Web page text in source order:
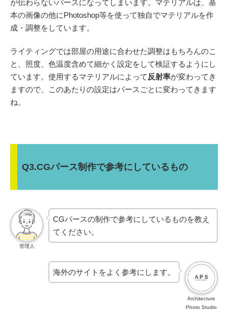
が伝わらないパースになってしまいます。 マテリアルは、基
本の画像の他にPhotoshop等を使って独自でマテリアルを作
成・調整をしています。
ライティングでは部屋の用途に合わせた調整はもちろんのこ
と、照度、色温度含めて細かく設定をして検証するようにし
ています。使用するマテリアルによって 反射率が変わってき
ますので、このあたりの設定はパースごとに変わってきます
ね。
Q3.CGパース制作で参考にしているもの
管理人
CGパースの制作で参考にしているものを教え
てください。
Architecture
Photo Studio
海外のサイトをよく参考にします。